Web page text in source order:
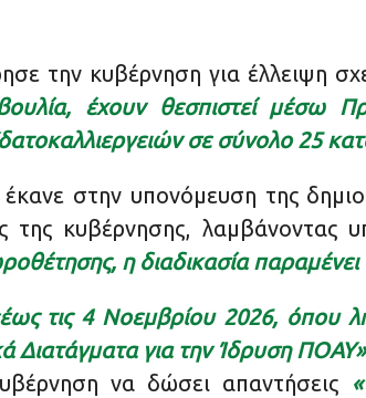
την κυβέρνηση για έλλειψη
έχουν θεσπιστεί μέσω
σε σύνολο 25
έκανε στην υπονόμευση της
της κυβέρνησης, λαμβάνοντας
η διαδικασία παραμένει
τις 4 Νοεμβρίου 2026, όπου
Διατάγματα για την Ίδρυση
να δώσει απαντήσεις